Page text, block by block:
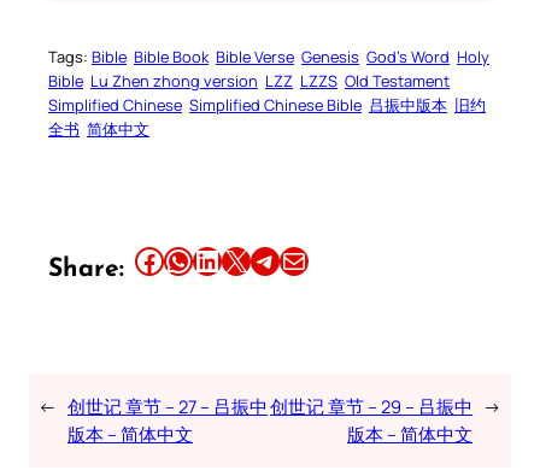
Tags: Bible Bible Book Bible Verse Genesis God’s Word Holy
Bible Lu Zhen zhong version LZZ LZZS Old Testament
Simplified Chinese Simplified Chinese Bible 吕振中版本 旧约
全书 简体中文
Share: Share this article on Facebook Share this article on WhatsApp Share this article on LinkedIn Share this article on X Share this article on TelegramEmail this Article
← 创世记 章节 – 27 – 吕振中
版本 – 简体中文
创世记 章节 – 29 – 吕振中
版本 – 简体中文
→